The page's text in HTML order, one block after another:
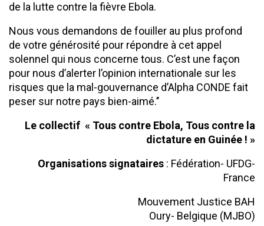
de la lutte contre la fièvre Ebola.
Nous vous demandons de fouiller au plus profond
de votre générosité pour répondre à cet appel
solennel qui nous concerne tous. C’est une façon
pour nous d’alerter l’opinion internationale sur les
risques que la mal-gouvernance d’Alpha CONDE fait
peser sur notre pays bien-aimé.’’
Le collectif « Tous contre Ebola, Tous contre la
dictature en Guinée ! »
Organisations signataires : Fédération- UFDG-
France
Mouvement Justice BAH
Oury- Belgique (MJBO)